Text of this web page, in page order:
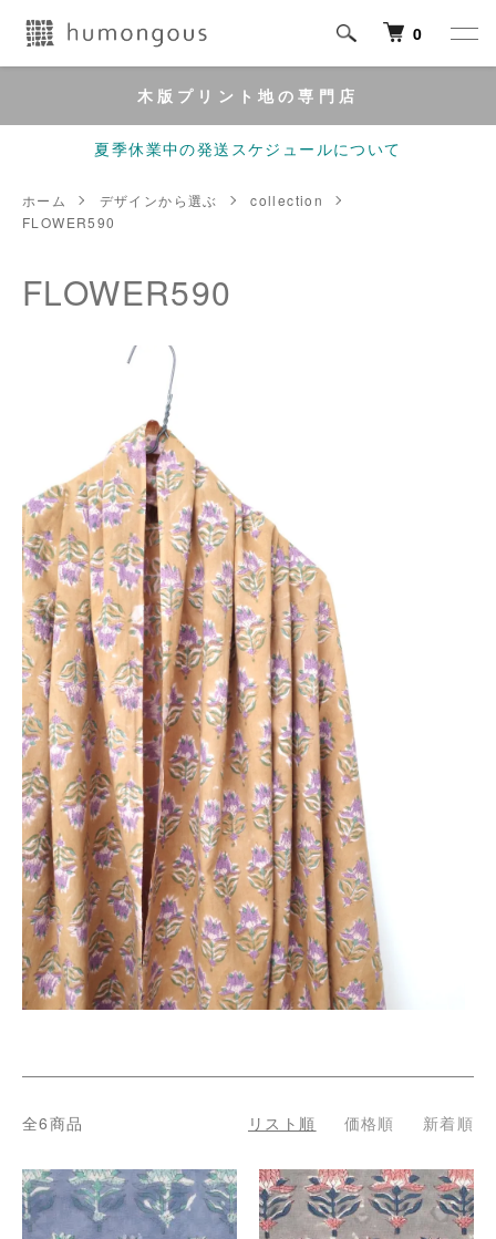
0
木版プリント地の専門店
夏季休業中の発送スケジュールについて
ホーム デザインから選ぶ
collection
FLOWER590
FLOWER590
全6商品 リスト順 価格順 新着順